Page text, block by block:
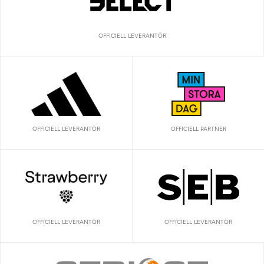
OFFICIELL LEVERANTÖR
OFFICIELL LEVERANTÖR OFFICIELL PARTNER
OFFICIELL LEVERANTÖR OFFICIELL LEVERANTÖR